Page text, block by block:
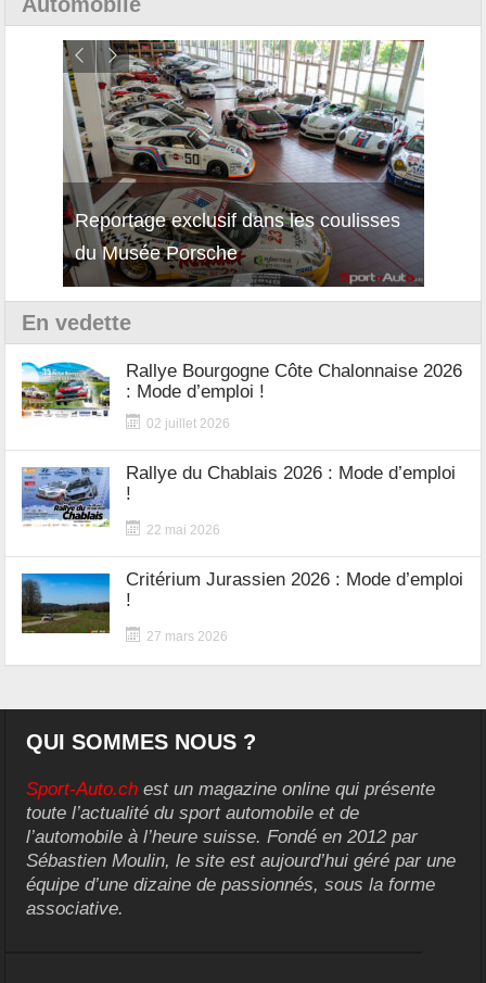
Reportage exclusif dans les coulisses
du Musée Porsche
En vedette
Rallye Bourgogne Côte Chalonnaise 2026
: Mode d’emploi !
02 juillet 2026
Rallye du Chablais 2026 : Mode d’emploi
!
22 mai 2026
Critérium Jurassien 2026 : Mode d’emploi
!
27 mars 2026
QUI SOMMES NOUS ?
Sport-Auto.ch est un magazine online qui présente
toute l’actualité du sport automobile et de
l’automobile à l’heure suisse. Fondé en 2012 par
Sébastien Moulin, le site est aujourd’hui géré par une
équipe d’une dizaine de passionnés, sous la forme
associative.